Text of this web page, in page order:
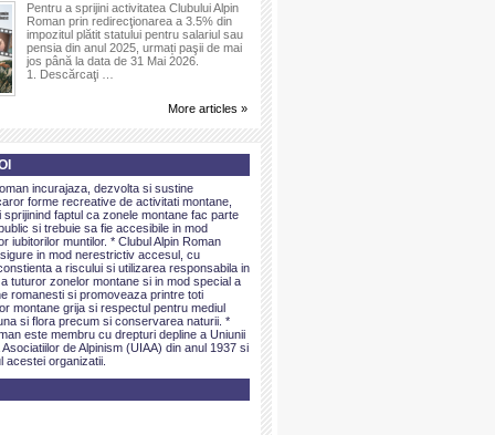
Pentru a sprijini activitatea Clubului Alpin
Roman prin redirecţionarea a 3.5% din
impozitul plătit statului pentru salariul sau
pensia din anul 2025, urmați paşii de mai
jos până la data de 31 Mai 2026.
1. Descărcaţi …
More articles »
incurajaza, dezvolta si sustine
forme recreative de activitati montane,
faptul ca zonele montane fac parte
si trebuie sa fie accesibile in mod
iubitorilor muntilor. * Clubul Alpin Roman
in mod nerestrictiv accesul, cu
a riscului si utilizarea responsabila in
tuturor zonelor montane si in mod special a
romanesti si promoveaza printre toti
montane grija si respectul pentru mediul
si flora precum si conservarea naturii. *
este membru cu drepturi depline a Uniunii
de Alpinism (UIAA) din anul 1937 si
acestei organizatii.